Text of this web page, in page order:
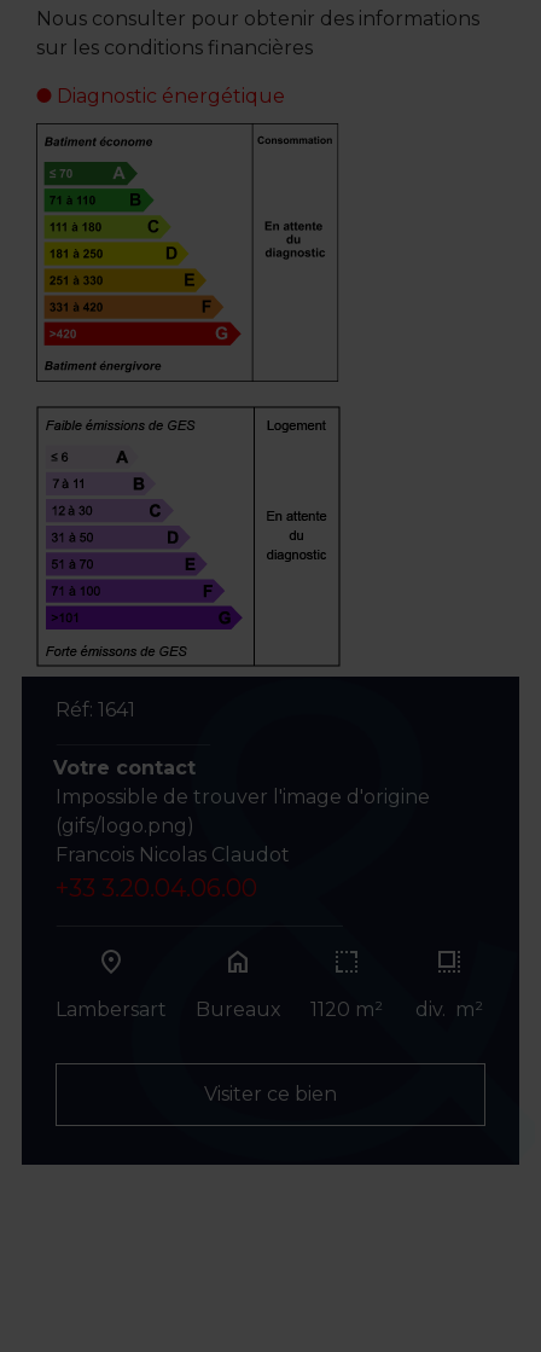
Nous consulter pour obtenir des informations
sur les conditions financières
Diagnostic énergétique
Réf: 1641
Votre contact
Impossible de trouver l'image d'origine
(gifs/logo.png)
Francois Nicolas Claudot
+33 3.20.04.06.00
Lambersart
home
Bureaux 1120 m² div. m²
Visiter ce bien